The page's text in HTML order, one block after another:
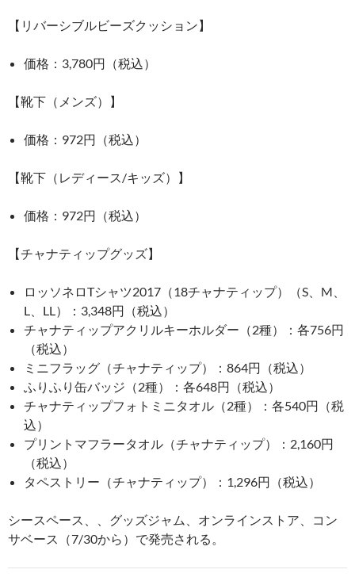
【リバーシブルビーズクッション】
価格：3,780円（税込）
【靴下（メンズ）】
価格：972円（税込）
【靴下（レディース/キッズ）】
価格：972円（税込）
【チャナティップグッズ】
ロッソネロTシャツ2017（18チャナティップ）（S、M、
L、LL）：3,348円（税込）
チャナティップアクリルキーホルダー（2種）：各756円
（税込）
ミニフラッグ（チャナティップ）：864円（税込）
ふりふり缶バッジ（2種）：各648円（税込）
チャナティップフォトミニタオル（2種）：各540円（税
込）
プリントマフラータオル（チャナティップ）：2,160円
（税込）
タペストリー（チャナティップ）：1,296円（税込）
シースペース、、グッズジャム、オンラインストア、コン
サベース（7/30から）で発売される。